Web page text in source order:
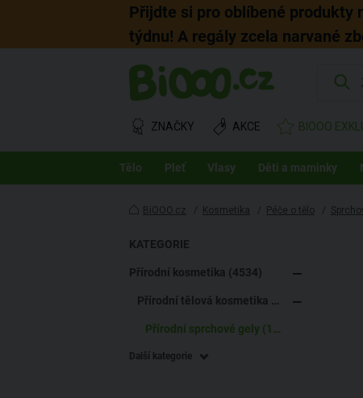
Přijdte si pro oblíbené produkty
týdnu! A regály zcela narvané
ZNAČKY AKCE BIOOO
Tělo Pleť Vlasy Děti a maminky
BiOOO.cz / Kosmetika / Péče o tělo /
KATEGORIE
Přírodní kosmetika (4534)
Přírodní tělová kosmetika (1187)
Přírodní sprchové gely (172)
Další kategorie